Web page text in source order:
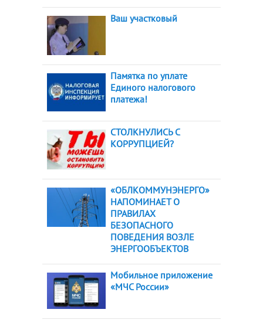
Ваш участковый
Памятка по уплате
Единого налогового
платежа!
СТОЛКНУЛИСЬ С
КОРРУПЦИЕЙ?
«ОБЛКОММУНЭНЕРГО»
НАПОМИНАЕТ О
ПРАВИЛАХ
БЕЗОПАСНОГО
ПОВЕДЕНИЯ ВОЗЛЕ
ЭНЕРГООБЪЕКТОВ
Мобильное приложение
«МЧС России»